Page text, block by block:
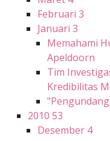
Februari 3
Januari 3
Memahami
Apeldoorn
Tim
Kredibilitas
2010 53
Desember 4